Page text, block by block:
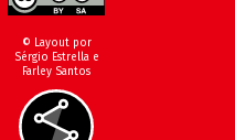
© Layout por
Sérgio Estrella e
Farley Santos